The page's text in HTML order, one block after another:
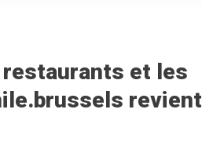
et les
revient